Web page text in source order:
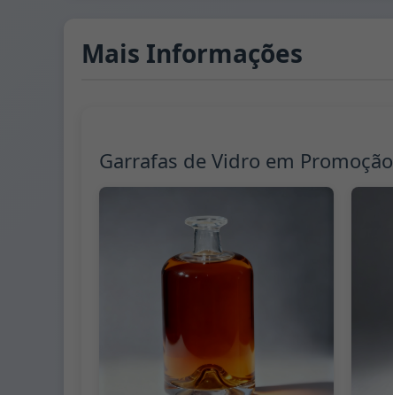
Mais Informações
Garrafas de Vidro em Promoção